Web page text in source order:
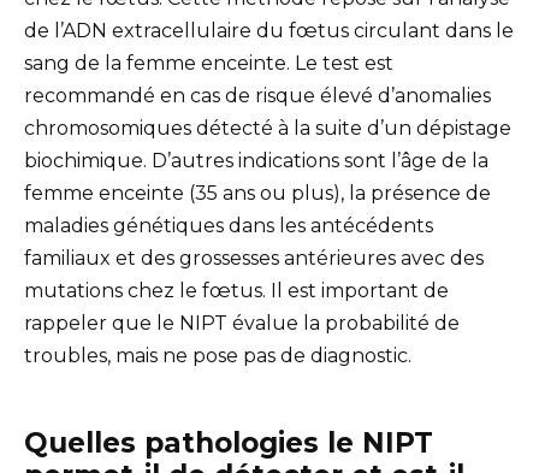
de l’ADN extracellulaire du fœtus circulant dans le
sang de la femme enceinte. Le test est
recommandé en cas de risque élevé d’anomalies
chromosomiques détecté à la suite d’un dépistage
biochimique. D’autres indications sont l’âge de la
femme enceinte (35 ans ou plus), la présence de
maladies génétiques dans les antécédents
familiaux et des grossesses antérieures avec des
mutations chez le fœtus. Il est important de
rappeler que le NIPT évalue la probabilité de
troubles, mais ne pose pas de diagnostic.
Quelles pathologies le NIPT